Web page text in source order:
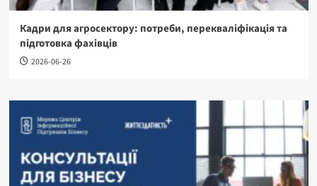
Кадри для агросектору: потреби, перекваліфікація та
підготовка фахівців
2026-06-26